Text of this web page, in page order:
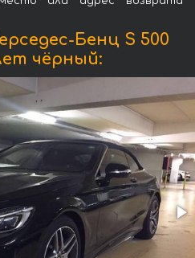
Бенц S 500
чёрный: